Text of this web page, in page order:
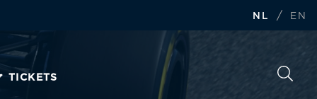
NL / EN
TICKETS